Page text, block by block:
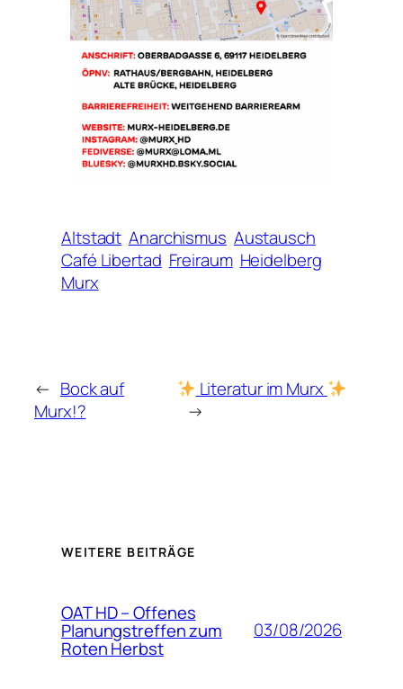
Altstadt Anarchismus Austausch
Café Libertad Freiraum Heidelberg
Murx
← Bock auf
Murx!?
Literatur im Murx
→
WEITERE BEITRÄGE
OAT HD – Offenes
Planungstreffen zum
Roten Herbst
03/08/2026